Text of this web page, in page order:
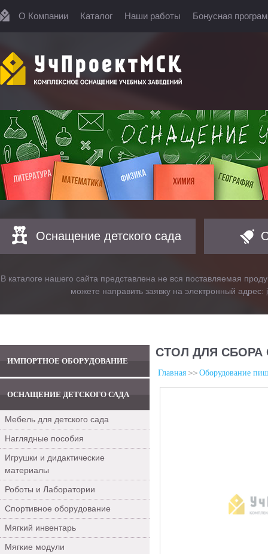
О Компании Каталог Наши работы Бонусная
Оснащение детского сада
В каталоге нашего сайта представлена не вся поставляемая
можете направить заявку на электронный адрес:
ИМПОРТНОЕ ОБОРУДОВАНИЕ
ОСНАЩЕНИЕ ДЕТСКОГО САДА
Мебель для детского сада
Наглядные пособия
Игрушки и дидактические
материалы
Роботы и Лаборатории
Спортивное оборудование
Мягкий инвентарь
Мягкие модули
СТОЛ ДЛЯ СБОРА
Главная Оборудование